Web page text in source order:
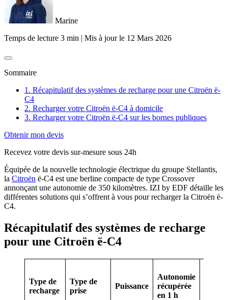
Marine
Temps de lecture 3 min | Mis à jour le 12 Mars 2026
Sommaire
1. Récapitulatif des systèmes de recharge pour une Citroën ë-
C4
2. Recharger votre Citroën ë-C4 à domicile
3. Recharger votre Citroën ë-C4 sur les bornes publiques
Obtenir mon devis
Recevez votre devis sur-mesure sous 24h
Équipée de la nouvelle technologie électrique du groupe Stellantis,
la Citroën ë-C4 est une berline compacte de type Crossover
annonçant une autonomie de 350 kilomètres. IZI by EDF détaille les
différentes solutions qui s’offrent à vous pour recharger la Citroën ë-
C4.
Récapitulatif des systèmes de recharge
pour une Citroën ë-C4
Type de
recharge
Type de
prise
Puissance
Autonomie
récupérée
en 1 h